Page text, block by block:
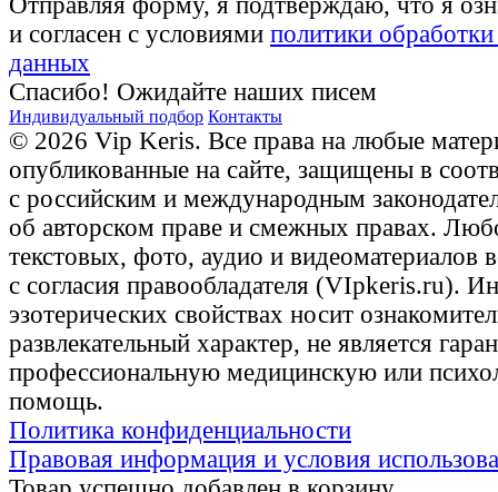
и согласен с условиями политики
данных
Спасибо! Ожидайте наших писем
Индивидуальный подбор Контакты
© 2026 Vip Keris. Все права на любые
опубликованные на сайте, защищены в
с российским и международным
об авторском праве и смежных правах.
текстовых, фото, аудио и видеоматериалов
с согласия правообладателя (VIpkeris.ru).
эзотерических свойствах носит
развлекательный характер, не является
профессиональную медицинскую или
помощь.
Политика конфиденциальности
Правовая информация и условия